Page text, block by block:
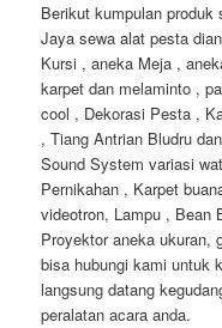
Berikut kumpulan produk
Jaya sewa alat pesta
Kursi , aneka Meja ,
karpet dan melaminto ,
cool , Dekorasi Pesta ,
, Tiang Antrian Bludru
Sound System variasi
Pernikahan , Karpet
videotron, Lampu , Bean
Proyektor aneka ukuran,
bisa hubungi kami untuk
langsung datang
peralatan acara anda.